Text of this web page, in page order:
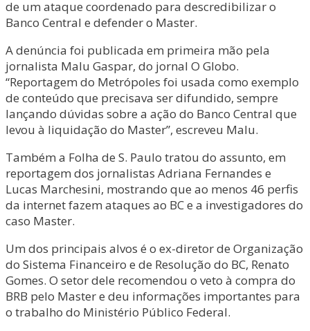
de um ataque coordenado para descredibilizar o
Banco Central e defender o Master.
A denúncia foi publicada em primeira mão pela
jornalista Malu Gaspar, do jornal O Globo.
“Reportagem do Metrópoles foi usada como exemplo
de conteúdo que precisava ser difundido, sempre
lançando dúvidas sobre a ação do Banco Central que
levou à liquidação do Master”, escreveu Malu.
Também a Folha de S. Paulo tratou do assunto, em
reportagem dos jornalistas Adriana Fernandes e
Lucas Marchesini, mostrando que ao menos 46 perfis
da internet fazem ataques ao BC e a investigadores do
caso Master.
Um dos principais alvos é o ex-diretor de Organização
do Sistema Financeiro e de Resolução do BC, Renato
Gomes. O setor dele recomendou o veto à compra do
BRB pelo Master e deu informações importantes para
o trabalho do Ministério Público Federal.